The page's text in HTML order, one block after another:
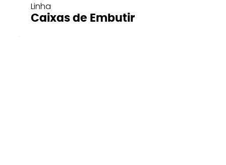
Linha
Caixas de Embutir